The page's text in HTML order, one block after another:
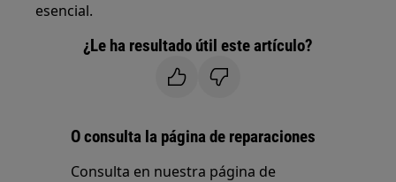
esencial.
¿Le ha resultado útil este artículo?
O consulta la página de reparaciones
Consulta en nuestra página de